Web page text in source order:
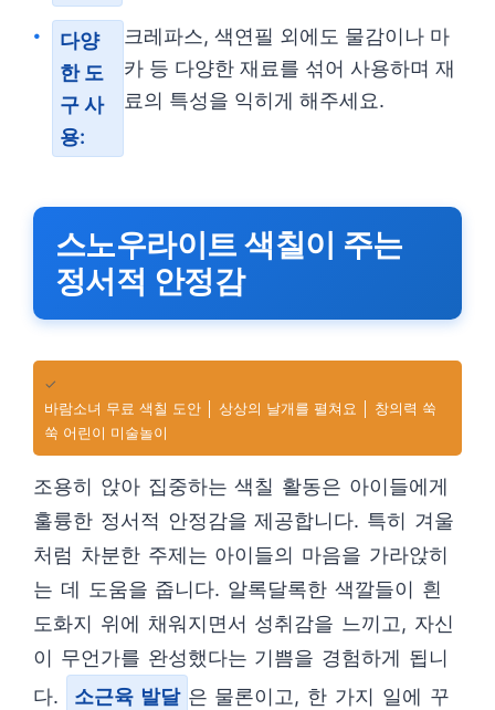
다양
한 도
구 사
용:
크레파스, 색연필 외에도 물감이나 마
카 등 다양한 재료를 섞어 사용하며 재
료의 특성을 익히게 해주세요.
스노우라이트 색칠이 주는
정서적 안정감
✓
바람소녀 무료 색칠 도안 │ 상상의 날개를 펼쳐요 │ 창의력 쑥
쑥 어린이 미술놀이
조용히 앉아 집중하는 색칠 활동은 아이들에게
훌륭한 정서적 안정감을 제공합니다. 특히 겨울
처럼 차분한 주제는 아이들의 마음을 가라앉히
는 데 도움을 줍니다. 알록달록한 색깔들이 흰
도화지 위에 채워지면서 성취감을 느끼고, 자신
이 무언가를 완성했다는 기쁨을 경험하게 됩니
다.
소근육 발달 은 물론이고, 한 가지 일에 꾸